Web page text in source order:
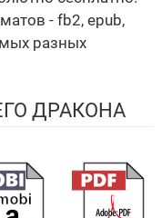
- fb2, epub,
разных
ДРАКОНА